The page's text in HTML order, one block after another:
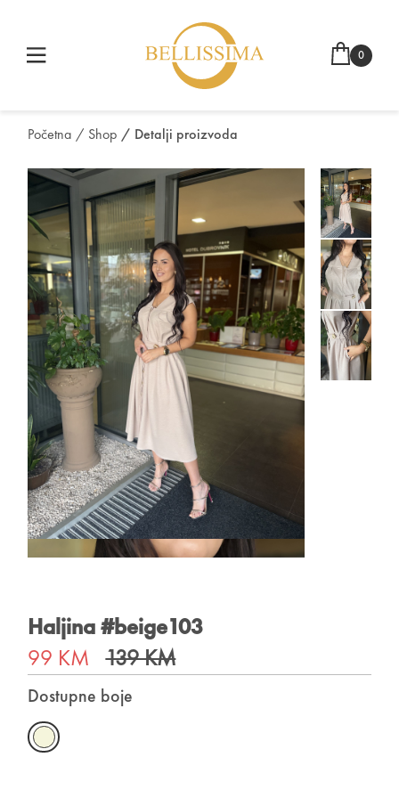
0
Početna / Shop / Detalji proizvoda
Haljina #beige103
99 KM139 KM
Dostupne boje